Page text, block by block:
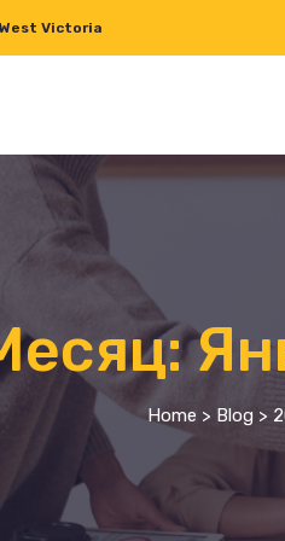
Victoria
Home > Blog >